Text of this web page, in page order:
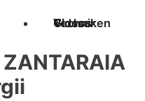
Techniken
Videos
Glossar